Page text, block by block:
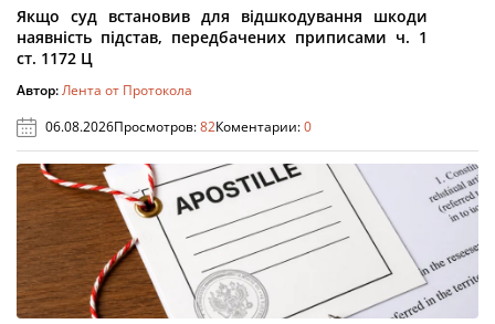
Якщо суд встановив для відшкодування шкоди
наявність підстав, передбачених приписами ч. 1
ст. 1172 Ц
Автор:Лента от Протокола
06.08.2026Просмотров:82Коментарии:0